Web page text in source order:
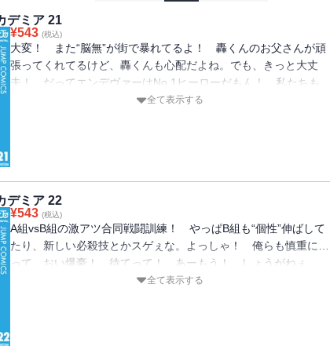
デミア 21
¥543 (税込)
大変！ また“脳無”が街で暴れてるよ！ 轟くんのお父さんが頑
張ってくれてるけど、轟くんも心配だよね。でも、きっと大丈
夫！ だってエンデヴァーはNo.1ヒーローだもん！ 私たちも
信じて応援しよ！ “Plus Ultra”!!全て表示する
デミア 22
¥543 (税込)
A組vsB組の激アツ合同戦闘訓練！ やっぱB組も“個性”伸ばして
たり、新しい必殺技とかスゲぇな。よっしゃ！ 俺らも慎重に…
って、おい爆豪！ 待てって！ あーもう！ しょうがねぇ
全て表示する